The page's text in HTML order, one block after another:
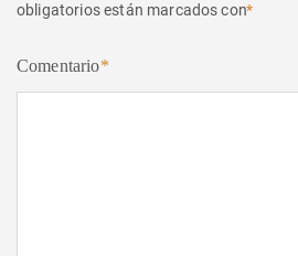
obligatorios están marcados con*
Comentario*